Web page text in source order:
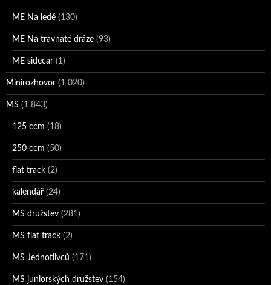
ME Na ledě (130)
ME Na travnaté dráze (93)
ME sidecar (1)
Minirozhovor (1 020)
MS (1 843)
125 ccm (18)
250 ccm (50)
flat track (2)
kalendář (24)
MS družstev (281)
MS flat track (2)
MS Jednotlivců (171)
MS juniorských družstev (154)